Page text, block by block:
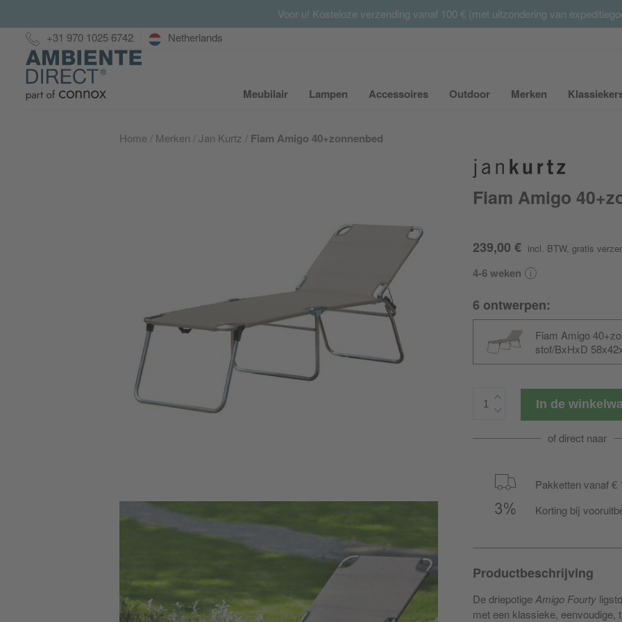
Summer Sale: met tot 65% korting >> nu bestellen
Voor u! Kosteloze verzending vanaf 100 € (met uitzondering van
Hotline:
+31 970 1025 6742 Netherlands
Home
Meubilair Submenu van Meubilair uit- of inklappen
Lampen Submenu van Lampen uit- of inklappen
Accessoires Submenu van Accessoires uit- of
Outdoor Submenu van Outdoor
Merken Submenu
Home Merken Jan Kurtz Fiam Amigo 40+zonnenbed
Fiam Amigo
239,00 € incl. BTW, gratis
4-6 weken
6 ontwerpen:
Fiam Amigo
stof/BxHxD
In de
of direct naar
Pakketten vanaf €
Korting bij
Productbeschrijving
De driepotigeAmigo Fourty
met een klassieke, eenvoudige,